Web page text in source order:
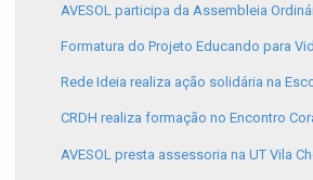
AVESOL participa da Assembleia
Formatura do Projeto Educando para
Rede Ideia realiza ação solidária na
CRDH realiza formação no Encontro
AVESOL presta assessoria na UT Vila